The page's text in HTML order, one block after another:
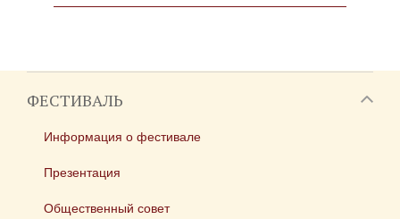
ФЕСТИВАЛЬ
Информация о фестивале
Презентация
Общественный совет